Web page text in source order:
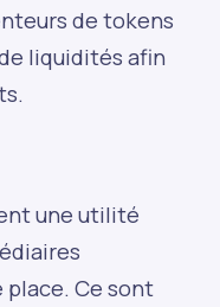
de tokens
liquidités afin
une utilité
Ce sont